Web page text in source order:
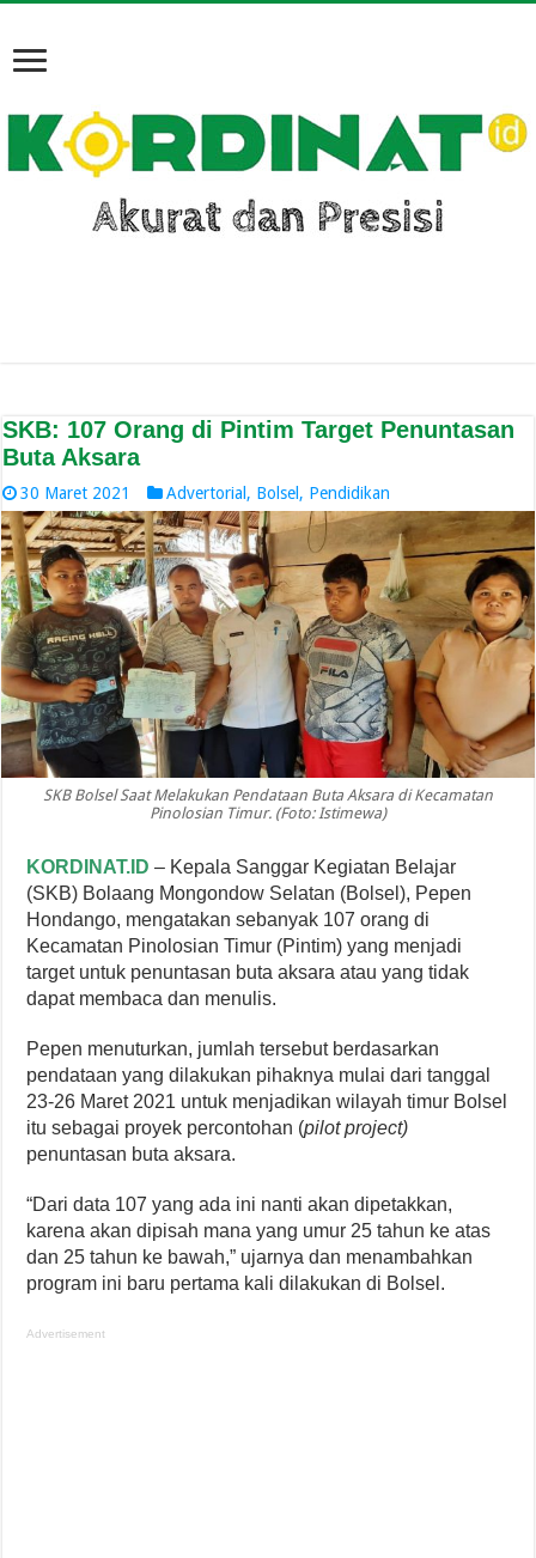
SKB: 107 Orang di Pintim Target Penuntasan
Buta Aksara
30 Maret 2021 Advertorial , Bolsel , Pendidikan
SKB Bolsel Saat Melakukan Pendataan Buta Aksara di Kecamatan
Pinolosian Timur. (Foto: Istimewa)
KORDINAT.ID – Kepala Sanggar Kegiatan Belajar
(SKB) Bolaang Mongondow Selatan (Bolsel), Pepen
Hondango, mengatakan sebanyak 107 orang di
Kecamatan Pinolosian Timur (Pintim) yang menjadi
target untuk penuntasan buta aksara atau yang tidak
dapat membaca dan menulis.
Pepen menuturkan, jumlah tersebut berdasarkan
pendataan yang dilakukan pihaknya mulai dari tanggal
23-26 Maret 2021 untuk menjadikan wilayah timur Bolsel
itu sebagai proyek percontohan (pilot project)
penuntasan buta aksara.
“Dari data 107 yang ada ini nanti akan dipetakkan,
karena akan dipisah mana yang umur 25 tahun ke atas
dan 25 tahun ke bawah,” ujarnya dan menambahkan
program ini baru pertama kali dilakukan di Bolsel.
Advertisement